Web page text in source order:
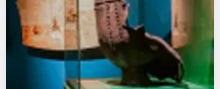
Города
Площадки